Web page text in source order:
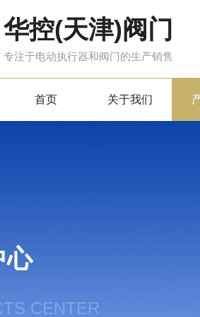
华控(天津)阀门
专注于电动执行器和阀门的生产销售
首页 关于我们
心
CENTER